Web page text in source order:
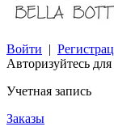
Войти |
Авторизуйтесь
Учетная запись
Заказы